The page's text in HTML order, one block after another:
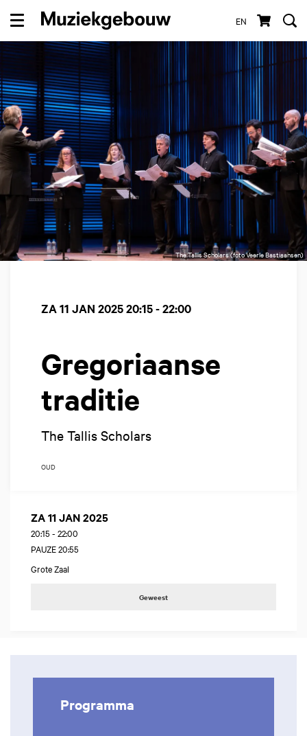
EN
Menu
The Tallis Scholars (foto Veerle Bastiaansen)
Gregoriaanse
traditie
The Tallis Scholars
ZA 11 JAN 202520:15 - 22:00
OUD
ZA 11 JAN 2025
20:15 - 22:00
PAUZE 20:55
Grote Zaal
Geweest
Programma